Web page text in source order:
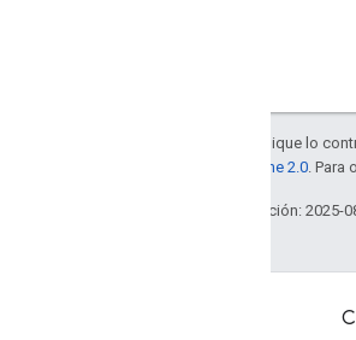
Salvo que se indique lo
licencia Apache 2.0 .
Última actualización: 2025-